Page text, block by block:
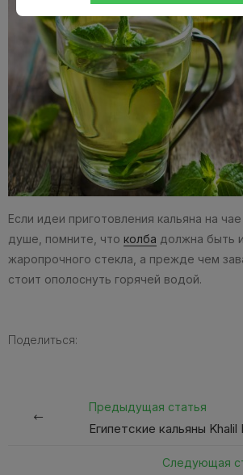
Если идеи приготовления кальяна на
душе, помните, что колба должна быть
жаропрочного стекла, а прежде чем
стоит ополоснуть горячей водой.
Поделиться:
Предыдущая статья
Египетские кальяны Khalil
Следующая